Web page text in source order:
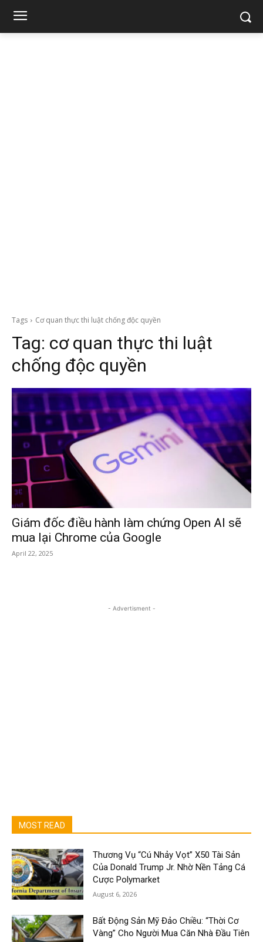
Tags Cơ quan thực thi luật chống độc quyền
Tag: cơ quan thực thi luật
chống độc quyền
Giám đốc điều hành làm chứng Open AI sẽ
mua lại Chrome của Google
April 22, 2025
- Advertisment -
MOST READ
Thương Vụ “Cú Nhảy Vọt” X50 Tài Sản
Của Donald Trump Jr. Nhờ Nền Tảng Cá
Cược Polymarket
August 6, 2026
Bất Động Sản Mỹ Đảo Chiều: “Thời Cơ
Vàng” Cho Người Mua Căn Nhà Đầu Tiên